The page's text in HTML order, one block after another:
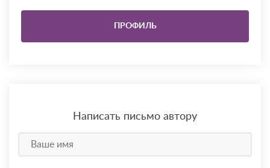
ПРОФИЛЬ
Написать письмо автору